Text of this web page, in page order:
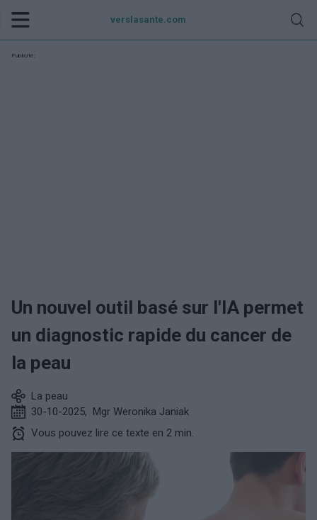
verslasante.com
Publicité:
Un nouvel outil basé sur l'IA permet
un diagnostic rapide du cancer de
la peau
La peau
30-10-2025, Mgr Weronika Janiak
Vous pouvez lire ce texte en 2 min.